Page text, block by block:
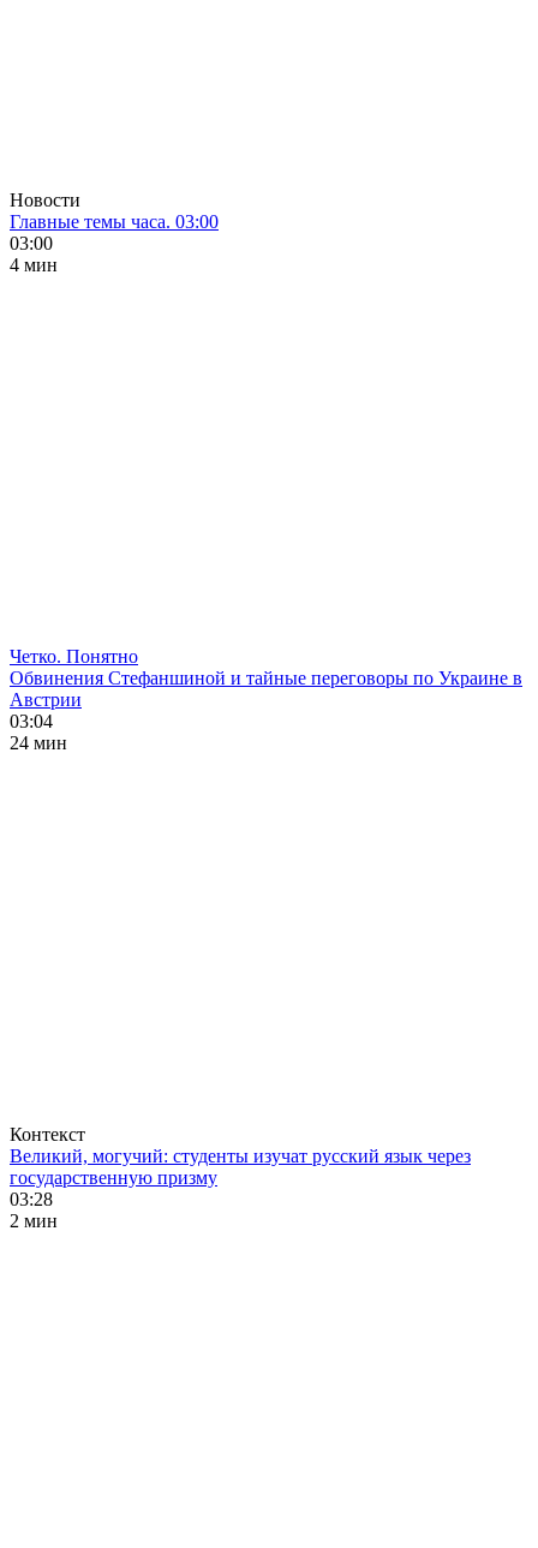
Новости
Главные темы часа. 03:00
03:00
4 мин
Четко. Понятно
Обвинения Стефаншиной и тайные переговоры по Украине в
Австрии
03:04
24 мин
Контекст
Великий, могучий: студенты изучат русский язык через
государственную призму
03:28
2 мин